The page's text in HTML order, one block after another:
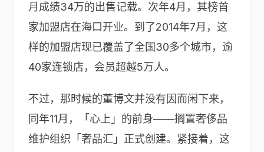
月成绩34万的出售记载。次年4月，其榜首
家加盟店在海口开业。到了2014年7月，这
样的加盟店现已覆盖了全国30多个城市，逾
40家连锁店，会员超越5万人。
不过，那时候的董博文并没有因而闲下来，
同年11月，「心上」的前身——搁置奢侈品
维护组织「奢品汇」正式创建。紧接着，这